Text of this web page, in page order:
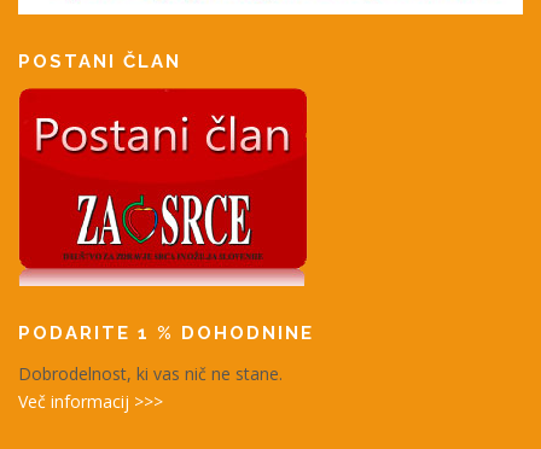
POSTANI ČLAN
PODARITE 1 % DOHODNINE
Dobrodelnost, ki vas nič ne stane.
Več informacij >>>